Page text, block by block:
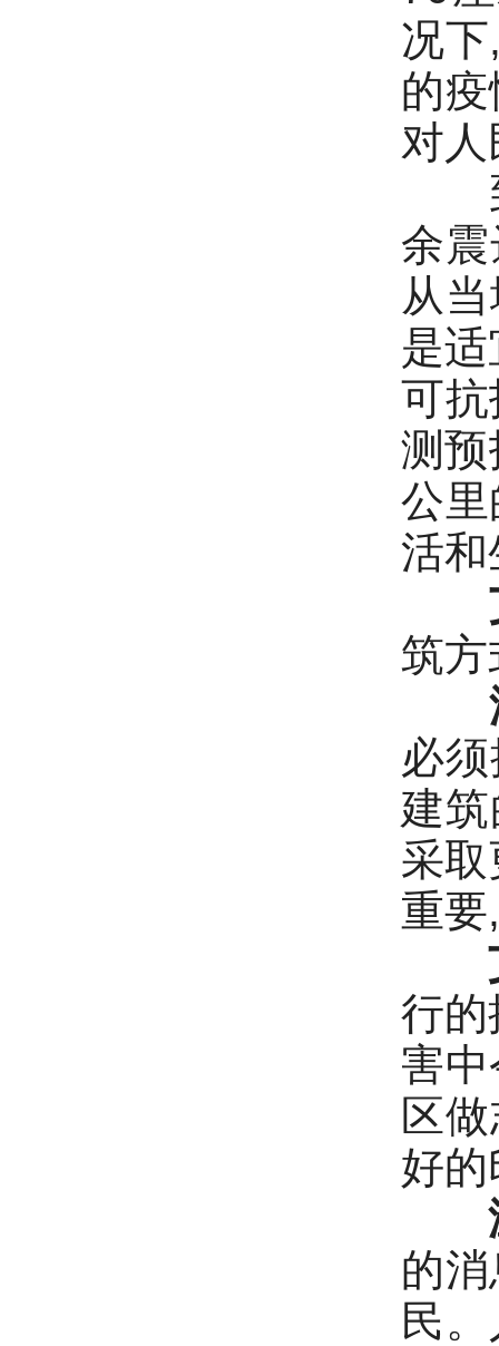
况
的
对
到
余
从
是
可
测
公
活和
筑方
必
建
采
重
行的
害
区
好
的
民